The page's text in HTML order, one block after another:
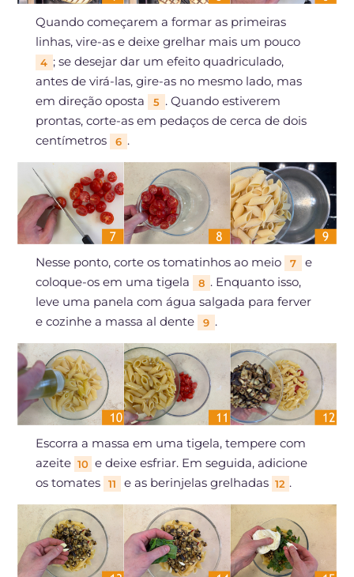
Quando começarem a formar as primeiras
linhas, vire-as e deixe grelhar mais um pouco
4 ; se desejar dar um efeito quadriculado,
antes de virá-las, gire-as no mesmo lado, mas
em direção oposta
5 . Quando estiverem
prontas, corte-as em pedaços de cerca de dois
centímetros
6 .
Nesse ponto, corte os tomatinhos ao meio 7
e
coloque-os em uma tigela
8 . Enquanto isso,
leve uma panela com água salgada para ferver
e cozinhe a massa al dente
9 .
Escorra a massa em uma tigela, tempere com
azeite 10 e deixe esfriar. Em seguida, adicione
os tomates
11 e as berinjelas grelhadas 12 .